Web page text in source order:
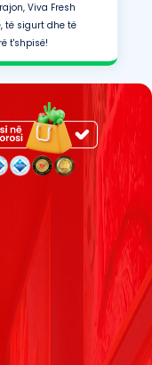
Viva Fresh
të sigurt dhe të
t'shpisë!